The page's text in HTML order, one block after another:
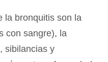
la bronquitis son la
con sangre), la
sibilancias y